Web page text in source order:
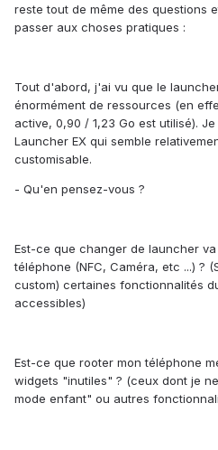
reste tout de même des questions
passer aux choses pratiques :
Tout d'abord, j'ai vu que le
énormément de ressources (en
active, 0,90 / 1,23 Go est utilisé).
Launcher EX qui semble
customisable.
- Qu'en pensez-vous ?
Est-ce que changer de launcher
téléphone (NFC, Caméra, etc ...) ?
custom) certaines fonctionnalités
accessibles)
Est-ce que rooter mon téléphone
widgets "inutiles" ? (ceux dont je
mode enfant" ou autres